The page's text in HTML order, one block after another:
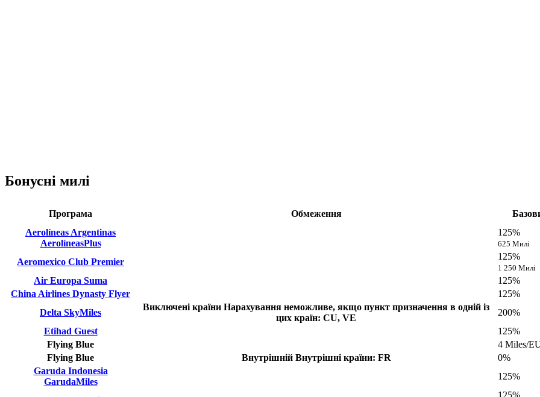
Бонусні милі
Програма Обмеження
Aerolíneas Argentinas
AerolíneasPlus
125%
625 Милі
Aeromexico Club Premier
125%
1 250 Милі
Air Europa Suma 125%
China Airlines Dynasty Flyer
125%
Delta SkyMiles
Виключені країни Нарахування неможливе, якщо пункт призначення в одній із
цих країн: CU, VE
200%
Etihad Guest
125%
Flying Blue
4 Miles/
Flying Blue
Внутрішній Внутрішні країни: FR 0%
Garuda Indonesia
GarudaMiles
125%